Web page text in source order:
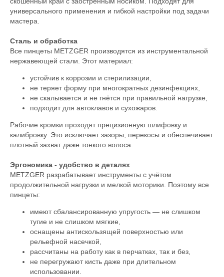
универсального применения и гибкой настройки под задачи
мастера.
Сталь и обработка
Все пинцеты METZGER производятся из инструментальной
нержавеющей стали. Этот материал:
устойчив к коррозии и стерилизации,
не теряет форму при многократных дезинфекциях,
не скалывается и не гнётся при правильной нагрузке,
подходит для автоклавов и сухожаров.
Рабочие кромки проходят прецизионную шлифовку и
калибровку. Это исключает зазоры, перекосы и обеспечивает
плотный захват даже тонкого волоса.
Эргономика - удобство в деталях
METZGER разрабатывает инструменты с учётом
продолжительной нагрузки и мелкой моторики. Поэтому все
пинцеты:
имеют сбалансированную упругость — не слишком
тугие и не слишком мягкие,
оснащены антискользящей поверхностью или
рельефной насечкой,
рассчитаны на работу как в перчатках, так и без,
не перегружают кисть даже при длительном
использовании.